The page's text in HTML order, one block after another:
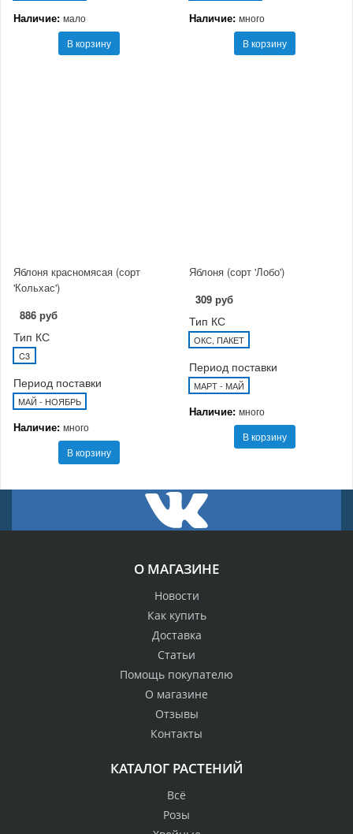
Наличие: мало
В корзину
Наличие: много
В корзину
Яблоня красномясая (сорт
'Кольхас')
886 руб
Тип КС
C3
Период поставки
МАЙ - НОЯБРЬ
Наличие: много
В корзину
Яблоня (сорт 'Лобо')
309 руб
Тип КС
ОКС, ПАКЕТ
Период поставки
МАРТ - МАЙ
Наличие: много
В корзину
О МАГАЗИНЕ
Новости
Как купить
Доставка
Статьи
Помощь покупателю
О магазине
Отзывы
Контакты
КАТАЛОГ РАСТЕНИЙ
Всё
Розы